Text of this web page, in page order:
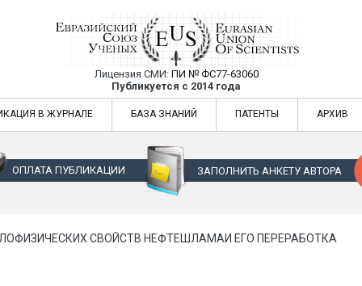
Евразийский Союз Ученых —
Лицензия СМИ: ПИ № ФС77-63060
Публикуется с 2014 года
Союз Ученых — публикация научных статей в
В ЖУРНАЛЕ БАЗА ЗНАНИЙ ПАТЕНТЫ АРХИВ
ОПЛАТА ПУБЛИКАЦИИ ЗАПОЛНИТЬ АНКЕТУ АВТОРА
СВОЙСТВ НЕФТЕШЛАМАИ ЕГО ПЕРЕРАБОТКА